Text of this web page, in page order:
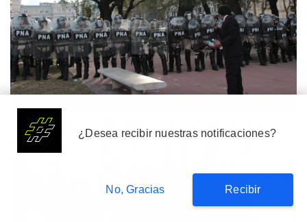
¿Desea recibir nuestras notificaciones?
Recibir
No, Gracias